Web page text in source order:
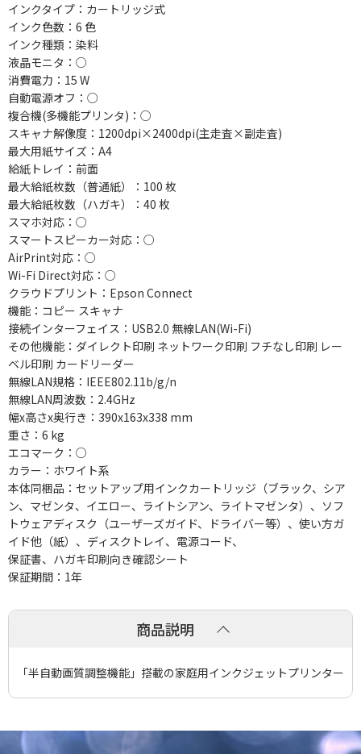
インクタイプ：カートリッジ式
インク色数：6 色
インク種類：染料
液晶モニタ：○
消費電力：15 W
自動電源オフ：○
複合機(多機能プリンタ)：○
スキャナ解像度：1200dpi×2400dpi(主走査×副走査)
最大用紙サイズ：A4
給紙トレイ：前面
最大給紙枚数（普通紙）：100 枚
最大給紙枚数（ハガキ）：40 枚
スマホ対応：○
スマートスピーカー対応：○
AirPrint対応：○
Wi-Fi Direct対応：○
クラウドプリント：Epson Connect
機能：コピー スキャナ
接続インターフェイス：USB2.0 無線LAN(Wi-Fi)
その他機能：ダイレクト印刷 ネットワーク印刷 フチなし印刷 レー
ベル印刷 カードリーダー
無線LAN規格：IEEE802.11b/g/n
無線LAN周波数：2.4GHz
幅x高さx奥行き：390x163x338 mm
重さ：6 kg
エコマーク：○
カラー：ホワイト系
本体同梱品：セットアップ用インクカートリッジ（ブラック、シア
ン、マゼンタ、イエロー、ライトシアン、ライトマゼンタ）、ソフ
トウェアディスク（ユーザーズガイド、ドライバー等）、使い方ガ
イド他（紙）、ディスクトレイ、電源コード、
保証書、ハガキ印刷向き確認シート
保証期間：1年
商品説明
「半自動画質調整機能」搭載の家庭用インクジェットプリンター